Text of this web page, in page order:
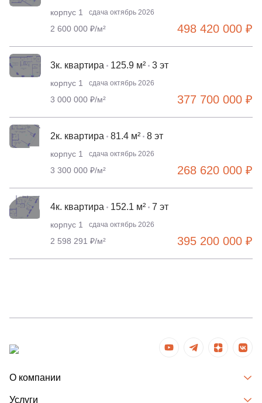
корпус 1 сдача октябрь 2026
498 420 000 ₽
2 600 000 ₽/м²
3к. квартира 125.9 м² 3 эт
корпус 1 сдача октябрь 2026
377 700 000 ₽
3 000 000 ₽/м²
2к. квартира 81.4 м² 8 эт
корпус 1 сдача октябрь 2026
268 620 000 ₽
3 300 000 ₽/м²
4к. квартира 152.1 м² 7 эт
корпус 1 сдача октябрь 2026
395 200 000 ₽
2 598 291 ₽/м²
О компании
Услуги